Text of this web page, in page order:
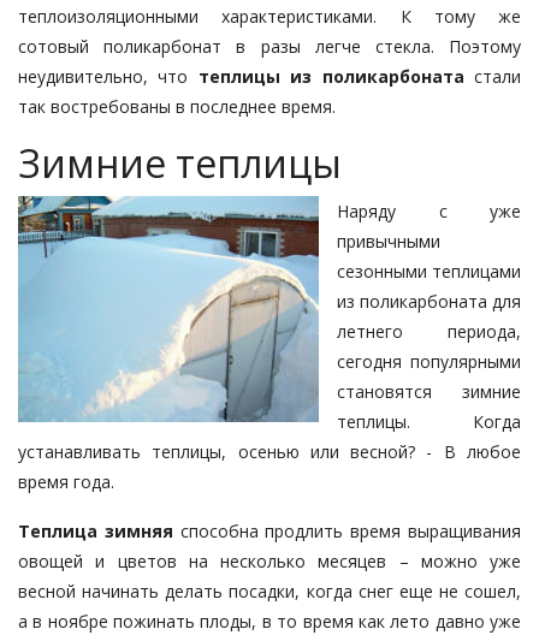
теплоизоляционными характеристиками. К тому же
сотовый поликарбонат в разы легче стекла. Поэтому
неудивительно, что теплицы из поликарбоната стали
так востребованы в последнее время.
Зимние теплицы
Наряду с уже
привычными
сезонными теплицами
из поликарбоната для
летнего периода,
сегодня популярными
становятся зимние
теплицы. Когда
устанавливать теплицы, осенью или весной? - В любое
время года.
Теплица зимняя способна продлить время выращивания
овощей и цветов на несколько месяцев – можно уже
весной начинать делать посадки, когда снег еще не сошел,
а в ноябре пожинать плоды, в то время как лето давно уже